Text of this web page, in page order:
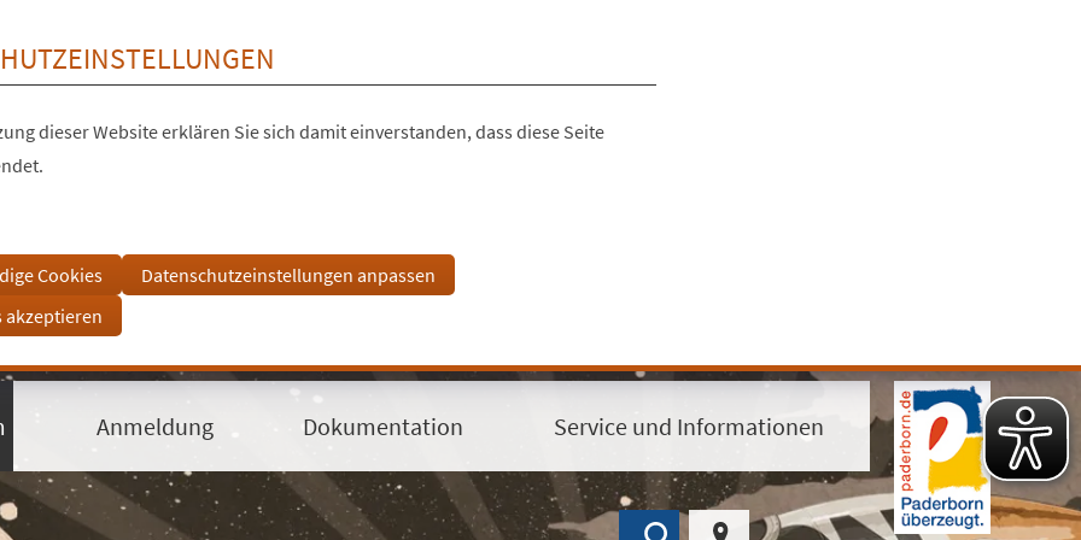
dieser Website erklären Sie sich damit einverstanden, dass diese Seite
Cookies
Datenschutzeinstellungen anpassen
akzeptieren
Anmeldung Dokumentation Service und Informationen